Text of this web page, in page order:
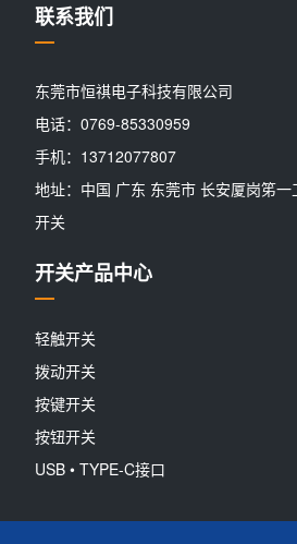
联系我们
东莞市恒祺电子科技有限公司
电话：0769-85330959
手机：13712077807
地址：中国 广东 东莞市 长安厦岗笫
开关
开关产品中心
轻触开关
拨动开关
按键开关
按钮开关
USB • TYPE-C接口